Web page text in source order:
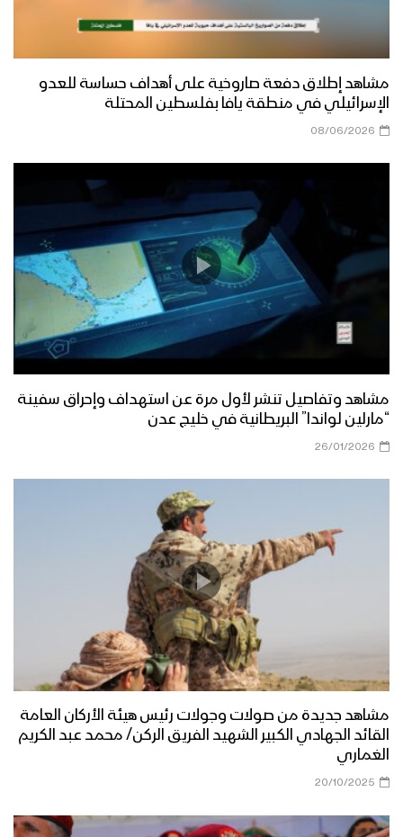
مشاهد إطلاق دفعة صاروخية على أهداف حساسة للعدو
الإسرائيلي في منطقة يافا بفلسطين المحتلة
08/06/2026
مشاهد وتفاصيل تنشر لأول مرة عن استهداف وإحراق سفينة
“مارلين لواندا” البريطانية في خليج عدن
26/01/2026
مشاهد جديدة من صولات وجولات رئيس هيئة الأركان العامة
القائد الجهادي الكبير الشهيد الفريق الركن/ محمد عبد الكريم
الغماري
20/10/2025